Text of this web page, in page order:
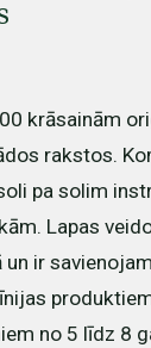
krāsainām
rakstos.
pa solim
Lapas
ir
no 5 līdz 8